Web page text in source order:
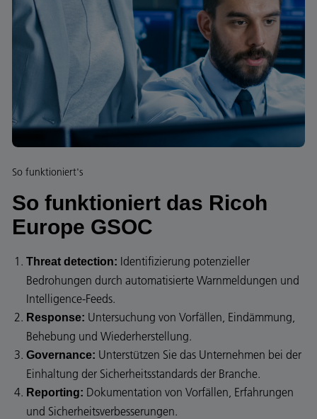
So funktioniert's
So funktioniert das Ricoh
Europe GSOC
Threat detection: Identifizierung potenzieller
Bedrohungen durch automatisierte Warnmeldungen und
Intelligence-Feeds.
Response: Untersuchung von Vorfällen, Eindämmung,
Behebung und Wiederherstellung.
Governance: Unterstützen Sie das Unternehmen bei der
Einhaltung der Sicherheitsstandards der Branche.
Reporting: Dokumentation von Vorfällen, Erfahrungen
und Sicherheitsverbesserungen.